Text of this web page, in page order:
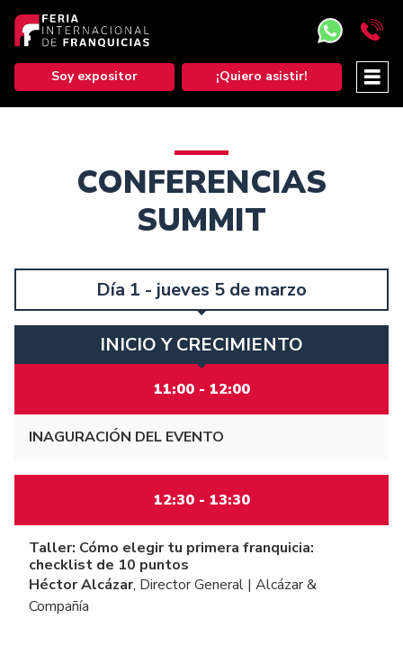
Soy expositor ¡Quiero asistir!
CONFERENCIAS
SUMMIT
Día 1 - jueves 5 de marzo
INICIO Y CRECIMIENTO
11:00 - 12:00
INAGURACIÓN DEL EVENTO
12:30 - 13:30
Taller: Cómo elegir tu primera franquicia:
checklist de 10 puntos
Héctor Alcázar, Director General | Alcázar &
Compañía